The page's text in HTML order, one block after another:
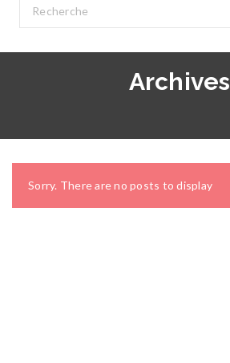
Archives
Sorry. There are no posts to display